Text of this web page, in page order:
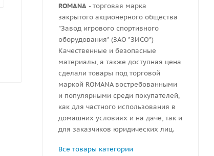
ROMANA - торговая марка
закрытого акционерного общества
"Завод игрового спортивного
оборудования" (ЗАО "ЗИСО")
Качественные и безопасные
материалы, а также доступная цена
сделали товары под торговой
маркой ROMANA востребованными
и популярными среди покупателей,
как для частного использования в
домашних условиях и на даче, так и
для заказчиков юридических лиц.
Все товары категории